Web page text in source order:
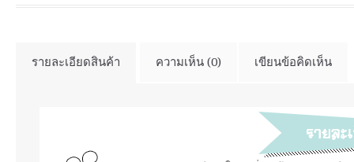
รายละเอียดสินค้า ความเห็น (0) เขียนข้อคิดเห็น